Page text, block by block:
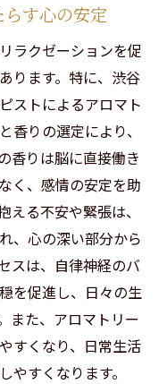
す心の安定
ラクゼーションを促
ります。特に、渋谷
ストによるアロマト
香りの選定により、
香りは脳に直接働き
く、感情の安定を助
える不安や緊張は、
、心の深い部分から
スは、自律神経のバ
を促進し、日々の生
また、アロマトリー
すくなり、日常生活
やすくなります。